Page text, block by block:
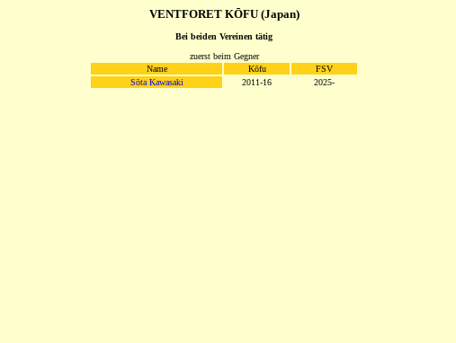
VENTFORET KŌFU (Japan)
Bei beiden Vereinen tätig
zuerst beim Gegner
Name
Kōfu
FSV
Sōta Kawasaki
2011-16 2025-